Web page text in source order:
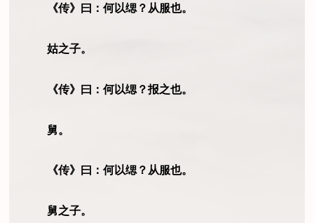
《传》曰：何以缌？从服也。
姑之子。
《传》曰：何以缌？报之也。
舅。
《传》曰：何以缌？从服也。
舅之子。